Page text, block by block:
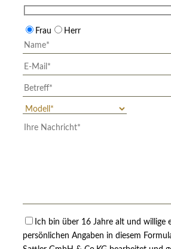
Frau Herr
Ich bin über 16 Jahre alt und willige
persönlichen Angaben in diesem